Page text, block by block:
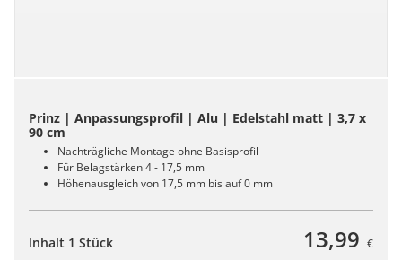
Prinz | Anpassungsprofil | Alu | Edelstahl matt | 3,7 x
90 cm
Nachträgliche Montage ohne Basisprofil
Für Belagstärken 4 - 17,5 mm
Höhenausgleich von 17,5 mm bis auf 0 mm
Inhalt 1 Stück 13,99 €